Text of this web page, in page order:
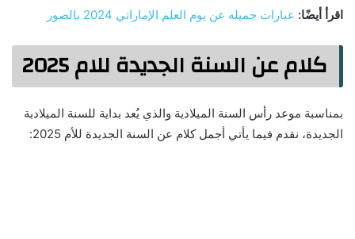
اقرأ أيضًا: عبارات جميله عن يوم العلم الإماراتي 2024 بالصور
كلام عن السنة الجديدة للام 2025
بمناسبة موعد رأس السنة الميلادية والذي يُعد بداية للسنة الميلادية
الجديدة، نقدم فيما يأتي أجمل كلام عن السنة الجديدة للأم 2025: